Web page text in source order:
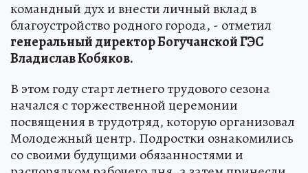
командный дух и внести личный вклад в
благоустройство родного города, - отметил
генеральный директор Богучанской ГЭС
Владислав Кобяков.
В этом году старт летнего трудового сезона
начался с торжественной церемонии
посвящения в трудотряд, которую организовал
Молодежный центр. Подростки ознакомились
со своими будущими обязанностями и